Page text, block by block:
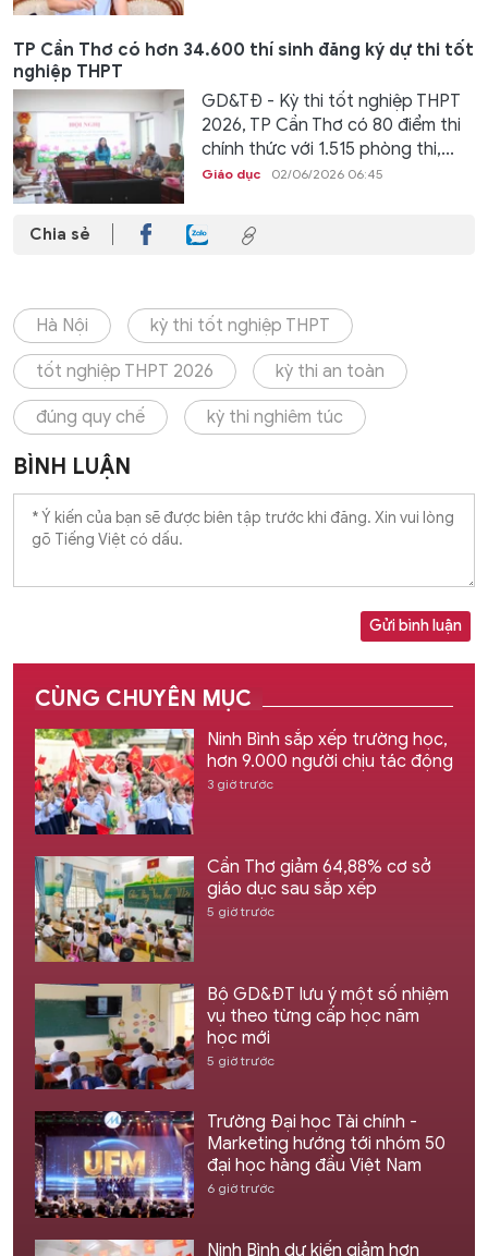
TP Cần Thơ có hơn 34.600 thí sinh đăng ký dự thi tốt
nghiệp THPT
GD&TĐ - Kỳ thi tốt nghiệp THPT
2026, TP Cần Thơ có 80 điểm thi
chính thức với 1.515 phòng thi,...
Giáo dục 02/06/2026 06:45
Chia sẻ
Hà Nội kỳ thi tốt nghiệp THPT
tốt nghiệp THPT 2026 kỳ thi an toàn
đúng quy chế kỳ thi nghiêm túc
BÌNH LUẬN
Gửi bình luận
CÙNG CHUYÊN MỤC
Ninh Bình sắp xếp trường học,
hơn 9.000 người chịu tác động
3 giờ trước
Cần Thơ giảm 64,88% cơ sở
giáo dục sau sắp xếp
5 giờ trước
Bộ GD&ĐT lưu ý một số nhiệm
vụ theo từng cấp học năm
học mới
5 giờ trước
Trường Đại học Tài chính -
Marketing hướng tới nhóm 50
đại học hàng đầu Việt Nam
6 giờ trước
Ninh Bình dự kiến giảm hơn